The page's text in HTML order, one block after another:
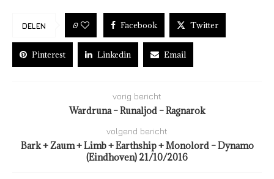
DELEN 0 Facebook Twitter
Pinterest Linkedin Email
vorig bericht
Wardruna – Runaljod – Ragnarok
volgend bericht
Bark + Zaum + Limb + Earthship + Monolord – Dynamo
(Eindhoven) 21/10/2016